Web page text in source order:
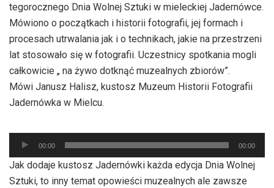
tegorocznego Dnia Wolnej Sztuki w mieleckiej Jadernówce.
Mówiono o początkach i historii fotografii, jej formach i
procesach utrwalania jak i o technikach, jakie na przestrzeni
lat stosowało się w fotografii. Uczestnicy spotkania mogli
całkowicie „ na żywo dotknąć muzealnych zbiorów”.
Mówi Janusz Halisz, kustosz Muzeum Historii Fotografii
Jadernówka w Mielcu.
Odtwarzacz
plików
dźwiękowych
00:00 00:00
Jak dodaje kustosz Jadernówki każda edycja Dnia Wolnej
Sztuki, to inny temat opowieści muzealnych ale zawsze